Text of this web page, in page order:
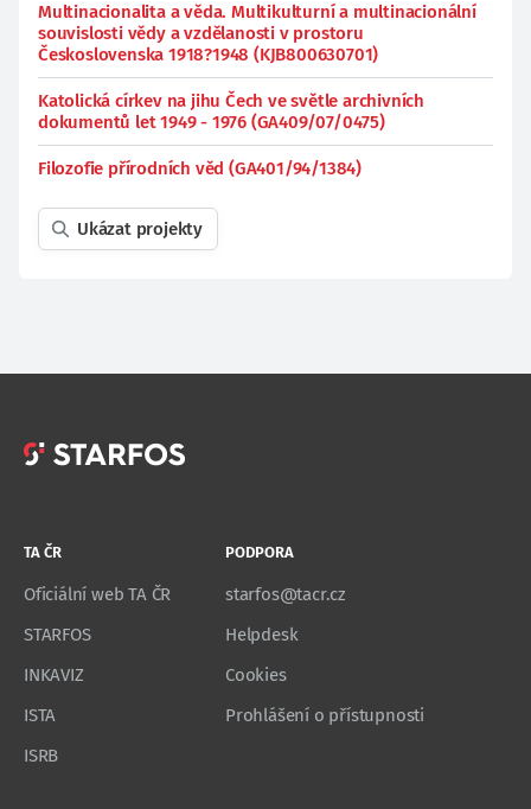
Multinacionalita a věda. Multikulturní a multinacionální
souvislosti vědy a vzdělanosti v prostoru
Československa 1918?1948 (KJB800630701)
Katolická církev na jihu Čech ve světle archivních
dokumentů let 1949 - 1976 (GA409/07/0475)
Filozofie přírodních věd (GA401/94/1384)
Ukázat projekty
TA ČR
Oficiální web TA ČR
STARFOS
INKAVIZ
ISTA
ISRB
PODPORA
starfos@tacr.cz
Helpdesk
Cookies
Prohlášení o přístupnosti